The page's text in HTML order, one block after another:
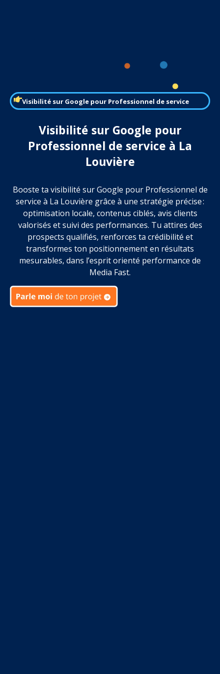
Visibilité sur Google pour Professionnel de service
Visibilité sur Google pour
Professionnel de service à La
Louvière
Booste ta visibilité sur Google pour Professionnel de
service à La Louvière grâce à une stratégie précise :
optimisation locale, contenus ciblés, avis clients
valorisés et suivi des performances. Tu attires des
prospects qualifiés, renforces ta crédibilité et
transformes ton positionnement en résultats
mesurables, dans l’esprit orienté performance de
Media Fast.